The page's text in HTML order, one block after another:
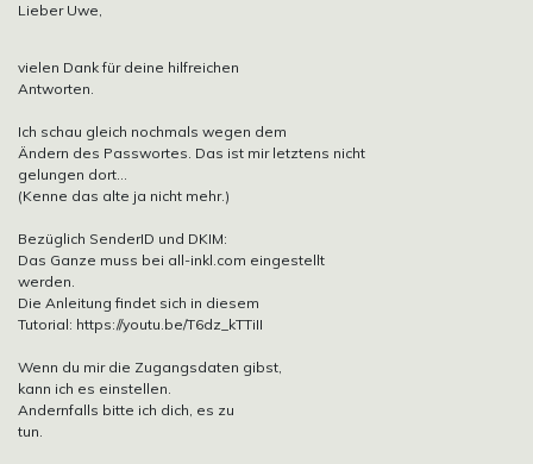
Lieber Uwe,
vielen Dank für deine hilfreichen
Antworten.
Ich schau gleich nochmals wegen dem
Ändern des Passwortes. Das ist mir letztens nicht
gelungen dort…
(Kenne das alte ja nicht mehr.)
Bezüglich SenderID und DKIM:
Das Ganze muss bei all-inkl.com eingestellt
werden.
Die Anleitung findet sich in diesem
Tutorial: https://youtu.be/T6dz_kTTiII
Wenn du mir die Zugangsdaten gibst,
kann ich es einstellen.
Andernfalls bitte ich dich, es zu
tun.